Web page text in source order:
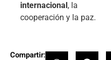
internacional , la
cooperación y la paz.
Compartir: